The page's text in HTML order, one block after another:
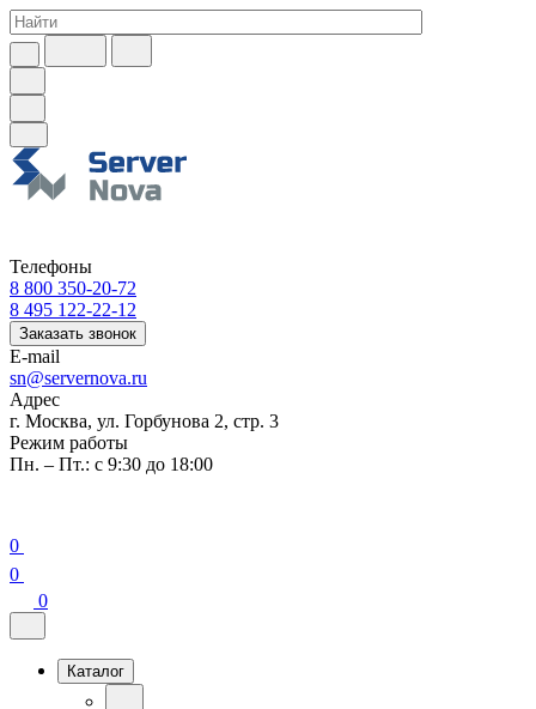
Телефоны
8 800 350-20-72
8 495 122-22-12
Заказать звонок
E-mail
sn@servernova.ru
Адрес
г. Москва, ул. Горбунова 2, стр. 3
Режим работы
Пн. – Пт.: с 9:30 до 18:00
0
0
0
Каталог